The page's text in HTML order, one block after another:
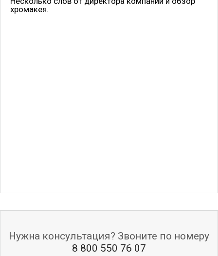
хромакея.
Нужна консультация? Звоните по номеру
8 800 550 76 07